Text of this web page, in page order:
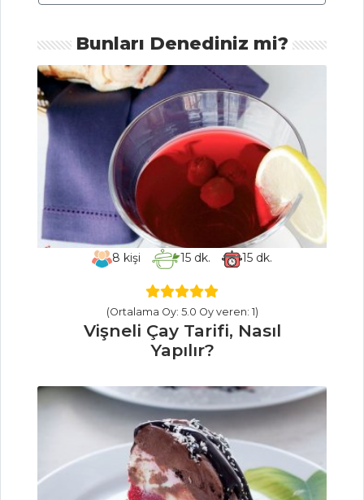
Tarifi, Nasıl Yapılır?
Balık Yemekleri
MEZELER VE
SOSLAR
Maş Fasulye
Piyazı Tarifi, Nasıl
Yapılır?
Midye Dolma
Tarifi, Nasıl Yapılır?
Hint Usulü Cacık
Yapılır?
ÇORBALAR
Karnabahar
Çorbası Tarifi, Nasıl
Bunları Denediniz mi?
8 kişi 15dk. 15dk.
(Ortalama Oy: 5.0 Oy veren: 1)
Vişneli Çay Tarifi, Nasıl
Yapılır?